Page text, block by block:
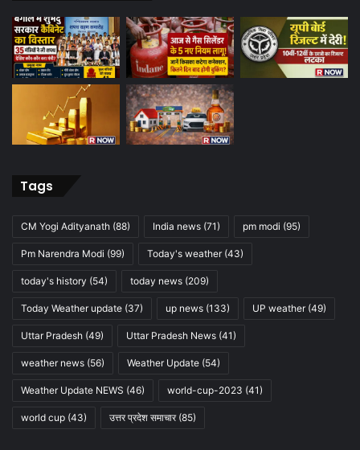
Tags
CM Yogi Adityanath (88) India news (71) pm modi (95)
Pm Narendra Modi (99) Today's weather(43)
today's history (54) today news (209)
Today Weather update (37) up news (133) UP weather(49)
Uttar Pradesh (49) Uttar Pradesh News (41)
weather news (56) Weather Update (54)
Weather Update NEWS (46) world-cup-2023 (41)
world cup (43) उत्तर प्रदेश समाचार(85)